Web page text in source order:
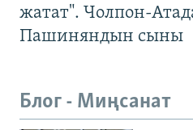
жатат". Чолпон-
Пашиняндын сыны
Блог - Миңсанат